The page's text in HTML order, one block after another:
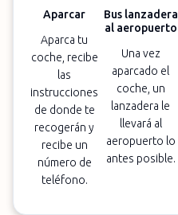
Aparcar
Aparca tu
coche, recibe
las
instrucciones
de donde te
recogerán y
recibe un
número de
teléfono.
Bus lanzadera
al aeropuerto
Una vez
aparcado el
coche, un
lanzadera le
llevará al
aeropuerto lo
antes posible.